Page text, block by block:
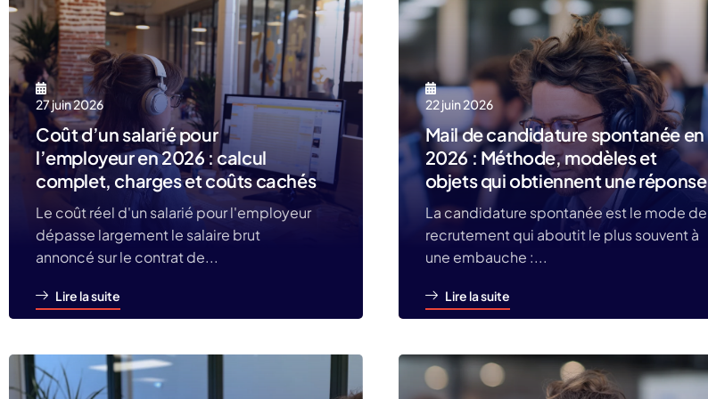
27 juin 2026
Coût d’un salarié pour
l’employeur en 2026 : calcul
complet, charges et coûts cachés
Le coût réel d'un salarié pour l'employeur
dépasse largement le salaire brut
annoncé sur le contrat de...
Lire la suite
22 juin 2026
Mail de candidature spontanée en
2026 : Méthode, modèles et
objets qui obtiennent une réponse
La candidature spontanée est le mode de
recrutement qui aboutit le plus souvent à
une embauche :...
Lire la suite